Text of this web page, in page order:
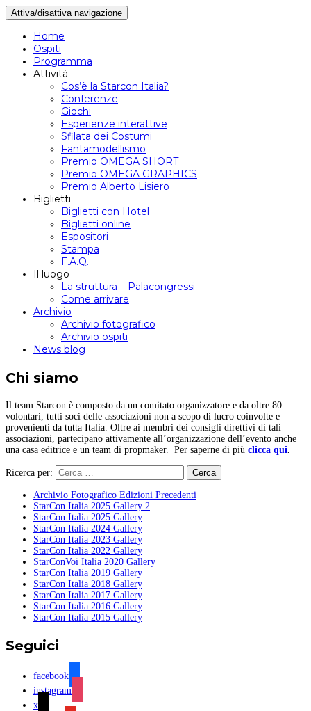
Attiva/disattiva navigazione
Home
Ospiti
Programma
Attività
Cos’è la Starcon Italia?
Conferenze
Giochi
Esperienze interattive
Sfilata dei Costumi
Fantamodellismo
Premio OMEGA SHORT
Premio OMEGA GRAPHICS
Premio Alberto Lisiero
Biglietti
Biglietti con Hotel
Biglietti online
Espositori
Stampa
F.A.Q.
Il luogo
La struttura – Palacongressi
Come arrivare
Archivio
Archivio fotografico
Archivio ospiti
News blog
Chi siamo
Il team Starcon è composto da un comitato organizzatore e da oltre 80
volontari, tutti soci delle associazioni non a scopo di lucro coinvolte e
provenienti da tutta Italia. Oltre ai membri dei consigli direttivi di tali
associazioni, partecipano attivamente all’organizzazione dell’evento anche
una casa editrice e un team di propmaker. Per saperne di più clicca qui.
Ricerca per:
Archivio Fotografico Edizioni Precedenti
StarCon Italia 2025 Gallery 2
StarCon Italia 2025 Gallery
StarCon Italia 2024 Gallery
StarCon Italia 2023 Gallery
StarCon Italia 2022 Gallery
StarConVoi Italia 2020 Gallery
StarCon Italia 2019 Gallery
StarCon Italia 2018 Gallery
StarCon Italia 2017 Gallery
StarCon Italia 2016 Gallery
StarCon Italia 2015 Gallery
Seguici
facebook
instagram
x